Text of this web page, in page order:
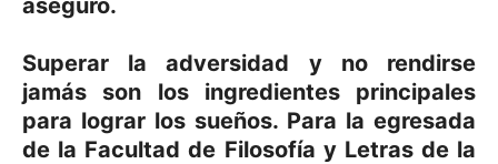
aseguró.
Superar la adversidad y no rendirse
jamás son los ingredientes principales
para lograr los sueños. Para la egresada
de la Facultad de Filosofía y Letras de la